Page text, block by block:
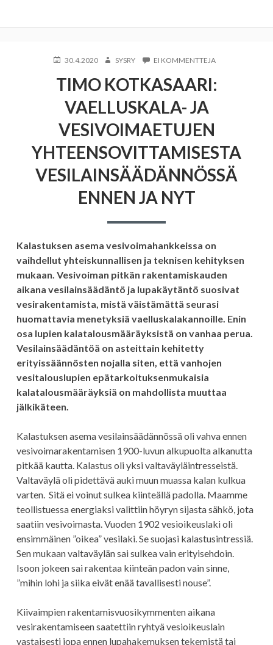
KIRJOITETTU
30.4.2020 KIRJOITTAJA
SYSRY EI KOMMENTTEJAARTIKKELIIN
KOTKASAARI:
VAELLUSKALA-
ENNEN
JA
NYT
TIMO KOTKASAARI:
VAELLUSKALA- JA
VESIVOIMAETUJEN
YHTEENSOVITTAMISESTA
VESILAINSÄÄDÄNNÖSSÄ
ENNEN JA NYT
Kalastuksen asema vesivoimahankkeissa on
vaihdellut yhteiskunnallisen ja teknisen kehityksen
mukaan. Vesivoiman pitkän rakentamiskauden
aikana vesilainsäädäntö ja lupakäytäntö suosivat
vesirakentamista, mistä väistämättä seurasi
huomattavia menetyksiä vaelluskalakannoille. Enin
osa lupien kalatalousmääräyksistä on vanhaa perua.
Vesilainsäädäntöä on asteittain kehitetty
erityissäännösten nojalla siten, että vanhojen
vesitalouslupien epätarkoituksenmukaisia
kalatalousmääräyksiä on mahdollista muuttaa
jälkikäteen.
Kalastuksen asema vesilainsäädännössä oli vahva ennen
vesivoimarakentamisen 1900-luvun alkupuolta alkanutta
pitkää kautta. Kalastus oli yksi valtaväyläintresseistä.
Valtaväylä oli pidettävä auki muun muassa kalan kulkua
varten. Sitä ei voinut sulkea kiinteällä padolla. Maamme
teollistuessa energiaksi valittiin höyryn sijasta sähkö, jota
saatiin vesivoimasta. Vuoden 1902 vesioikeuslaki oli
ensimmäinen ”oikea” vesilaki. Se suojasi kalastusintressiä.
Sen mukaan valtaväylän sai sulkea vain erityisehdoin.
Isoon jokeen sai rakentaa kiinteän padon vain sinne,
”mihin lohi ja siika eivät enää tavallisesti nouse”.
Kiivaimpien rakentamisvuosikymmenten aikana
vesirakentamiseen saatettiin ryhtyä vesioikeuslain
vastaisesti jopa ennen lupahakemuksen tekemistä tai